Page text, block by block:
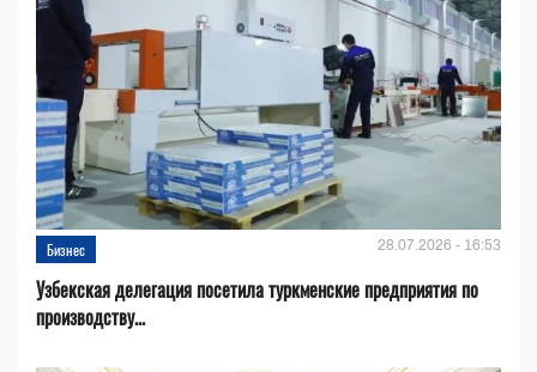
Бизнес 28.07.2026 - 16:53
Узбекская делегация посетила туркменские предприятия по
производству...